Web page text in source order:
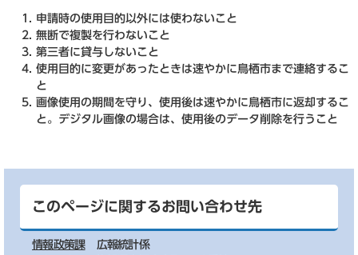
申請時の使用目的以外には使わないこと
無断で複製を行わないこと
第三者に貸与しないこと
使用目的に変更があったときは速やかに鳥栖市まで連絡するこ
と
画像使用の期間を守り、使用後は速やかに鳥栖市に返却するこ
と。デジタル画像の場合は、使用後のデータ削除を行うこと​
このページに関するお問い合わせ先
情報政策課
広報統計係